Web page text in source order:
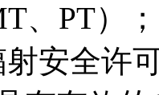
、PT
安全许